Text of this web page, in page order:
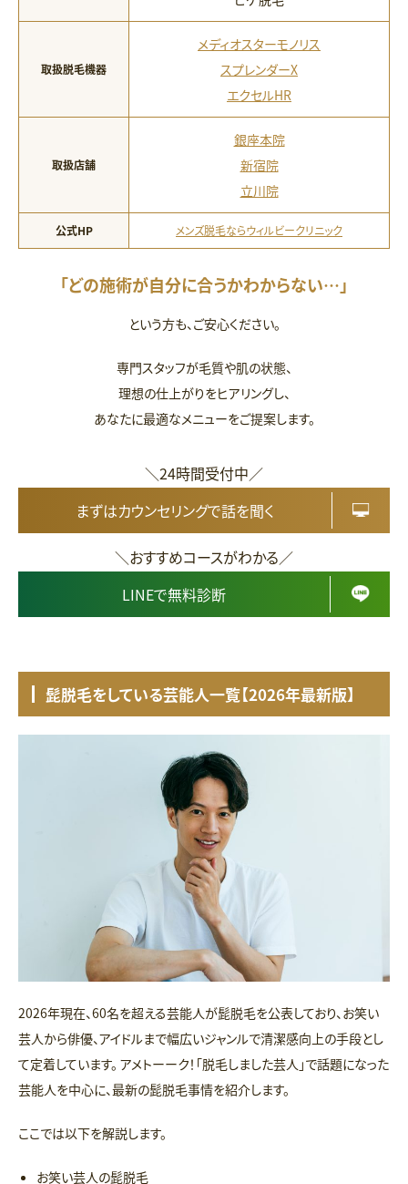
取扱脱毛機器
メディオスターモノリス
スプレンダーX
エクセルHR
取扱店舗
銀座本院
新宿院
立川院
公式HP メンズ脱毛ならウィルビークリニック
「どの施術が自分に合うかわからない…」
という方も、ご安心ください。
専門スタッフが毛質や肌の状態、
理想の仕上がりをヒアリングし、
あなたに最適なメニューをご提案します。
＼24時間受付中／
まずはカウンセリングで話を聞く
＼おすすめコースがわかる／
LINEで無料診断
髭脱毛をしている芸能人一覧【2026年最新版】
2026年現在、60名を超える芸能人が髭脱毛を公表しており、お笑い
芸人から俳優、アイドルまで幅広いジャンルで清潔感向上の手段とし
て定着しています。 アメトーーク！「脱毛しました芸人」で話題になった
芸能人を中心に、最新の髭脱毛事情を紹介します。
ここでは以下を解説します。
お笑い芸人の髭脱毛